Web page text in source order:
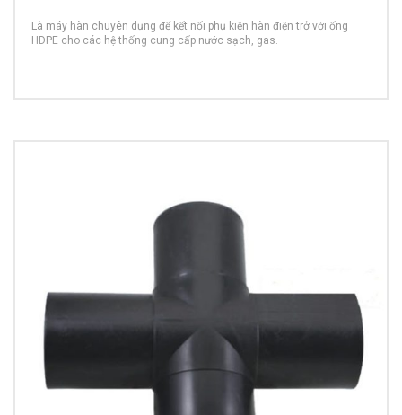
Là máy hàn chuyên dụng để kết nối phụ kiện hàn điện trở với ống
HDPE cho các hệ thống cung cấp nước sạch, gas.